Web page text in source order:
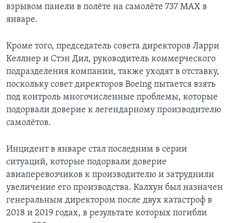
взрывом панели в полёте на самолёте 737 MAX в
январе.
Кроме того, председатель совета директоров Ларри
Келлнер и Стэн Дил, руководитель коммерческого
подразделения компании, также уходят в отставку,
поскольку совет директоров Boeing пытается взять
под контроль многочисленные проблемы, которые
подорвали доверие к легендарному производителю
самолётов.
Инцидент в январе стал последним в серии
ситуаций, которые подорвали доверие
авиаперевозчиков к производителю и затруднили
увеличение его производства. Калхун был назначен
генеральным директором после двух катастроф в
2018 и 2019 годах, в результате которых погибли